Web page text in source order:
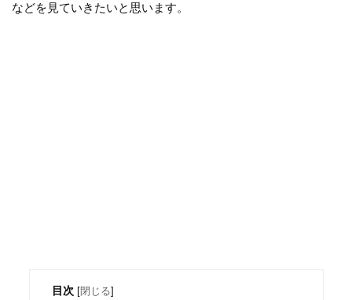
などを見ていきたいと思います。
目次 [閉じる]